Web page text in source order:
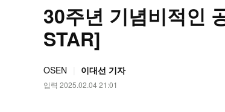
30주년 기념비적인
STAR]
OSEN 이대선 기자
입력 2025.02.04 21:01